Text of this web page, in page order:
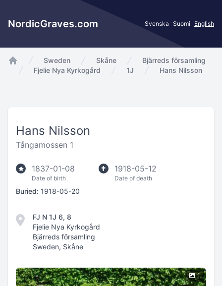
NordicGraves.com Svenska Suomi English
app.Start
Sweden Skåne
Bjärreds församling
Fjelie Nya Kyrkogård
1J Hans Nilsson
Hans Nilsson
Tångamossen 1
1837-01-08
Date of birth
1918-05-12
Date of death
Buried: 1918-05-20
FJ N 1J 6, 8
Fjelie Nya Kyrkogård
Bjärreds församling
Sweden, Skåne
1